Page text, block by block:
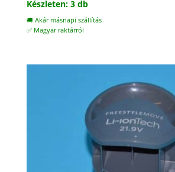
Készleten: 3 db
🚚 Akár másnapi szállítás
✅ Magyar raktárról